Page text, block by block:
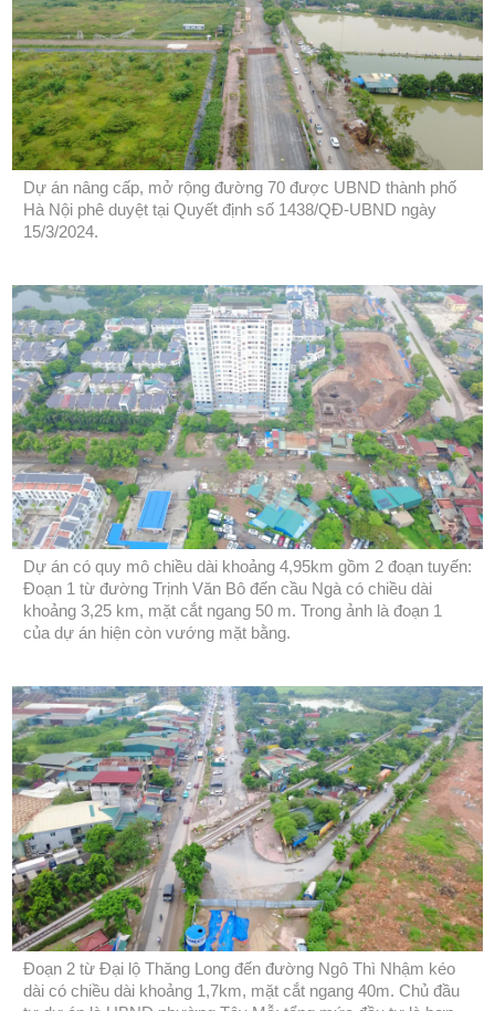
Dự án nâng cấp, mở rộng đường 70 được UBND thành phố
Hà Nội phê duyệt tại Quyết định số 1438/QĐ-UBND ngày
15/3/2024.
Dự án có quy mô chiều dài khoảng 4,95km gồm 2 đoạn tuyến:
Đoạn 1 từ đường Trịnh Văn Bô đến cầu Ngà có chiều dài
khoảng 3,25 km, mặt cắt ngang 50 m. Trong ảnh là đoạn 1
của dự án hiện còn vướng mặt bằng.
Đoạn 2 từ Đại lộ Thăng Long đến đường Ngô Thì Nhậm kéo
dài có chiều dài khoảng 1,7km, mặt cắt ngang 40m. Chủ đầu